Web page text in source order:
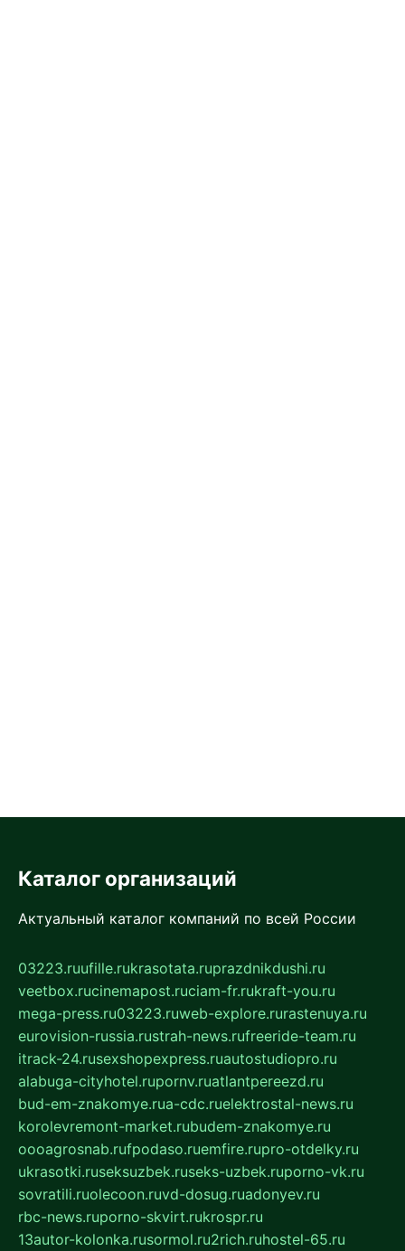
Каталог организаций
Актуальный каталог компаний по всей России
03223.ruufille.rukrasotata.ruprazdnikdushi.ru
veetbox.rucinemapost.ruciam-fr.rukraft-you.ru
mega-press.ru03223.ruweb-explore.rurastenuya.ru
eurovision-russia.rustrah-news.rufreeride-team.ru
itrack-24.rusexshopexpress.ruautostudiopro.ru
alabuga-cityhotel.rupornv.ruatlantpereezd.ru
bud-em-znakomye.rua-cdc.ruelektrostal-news.ru
korolevremont-market.rubudem-znakomye.ru
oooagrosnab.rufpodaso.ruemfire.rupro-otdelky.ru
ukrasotki.ruseksuzbek.ruseks-uzbek.ruporno-vk.ru
sovratili.ruolecoon.ruvd-dosug.ruadonyev.ru
rbc-news.ruporno-skvirt.rukrospr.ru
13autor-kolonka.rusormol.ru2rich.ruhostel-65.ru